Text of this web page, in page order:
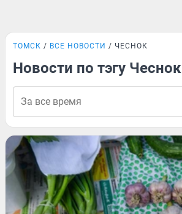
ТОМСК ВСЕ НОВОСТИ ЧЕСНОК
Новости по тэгу Чеснок